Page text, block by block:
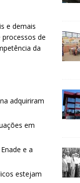
e demais
de
da
adquiriram
em
e a
estejam